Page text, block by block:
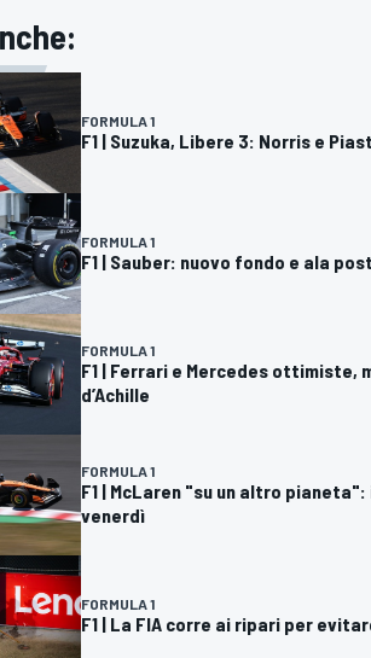
FORMULA 1
F1 | Suzuka, Libere 3: Norris e
FORMULA 1
F1 | Sauber: nuovo fondo e ala
FORMULA 1
F1 | Ferrari e Mercedes ottimiste,
d’Achille
FORMULA 1
F1 | McLaren "su un altro
venerdì
FORMULA 1
F1 | La FIA corre ai ripari per